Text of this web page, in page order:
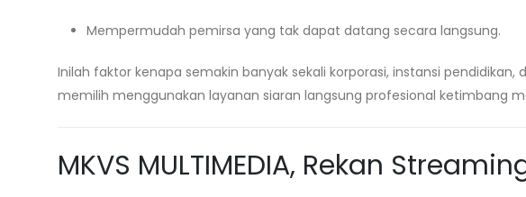
Mempermudah pemirsa yang tak dapat datang secara langsung.
Inilah faktor kenapa semakin banyak sekali korporasi, instansi
memilih menggunakan layanan siaran langsung profesional ketimbang
MKVS MULTIMEDIA, Rekan